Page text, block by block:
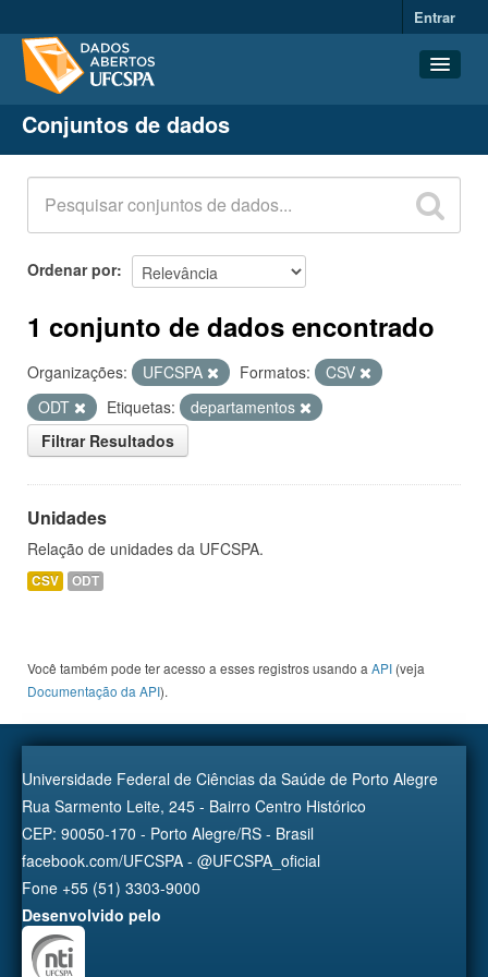
Entrar
Conjuntos de dados
Organizações
Grupos
Sobre
Conjuntos de dados
Ordenar por
1 conjunto de dados encontrado
Organizações: UFCSPA Formatos:
CSV
ODT
Etiquetas:
departamentos
Filtrar Resultados
Unidades
Relação de unidades da UFCSPA.
CSV ODT
Você também pode ter acesso a esses registros usando a API (veja
Documentação da API).
Universidade Federal de Ciências da Saúde de Porto Alegre
Rua Sarmento Leite, 245 - Bairro Centro Histórico
CEP: 90050-170 - Porto Alegre/RS - Brasil
facebook.com/UFCSPA - @UFCSPA_oficial
Fone +55 (51) 3303-9000
Desenvolvido pelo